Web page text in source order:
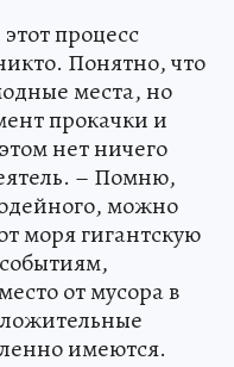
процесс
Понятно, что
места, но
прокачки и
нет ничего
– Помню,
можно
моря гигантскую
от мусора в
имеются.